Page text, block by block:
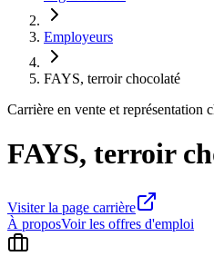
Employeurs
FAYS, terroir chocolaté
Carrière en vente et représentation
FAYS, terroir
Visiter la page carrière
À proposVoir les offres d'emploi